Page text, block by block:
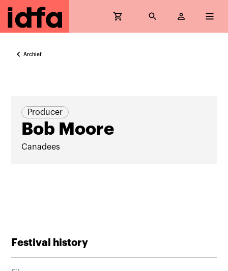
Archief
Producer
Bob Moore
Canadees
Festival history